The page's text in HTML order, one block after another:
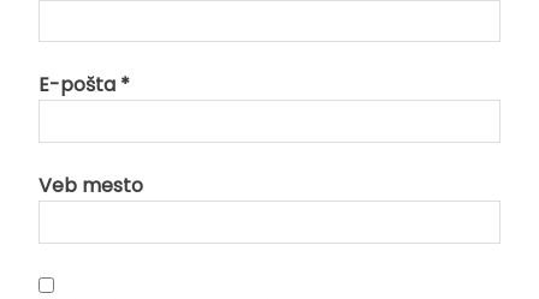
E-pošta *
Veb mesto